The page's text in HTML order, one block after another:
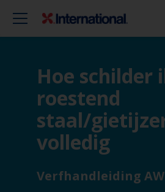
Hoe schilder
roestend
staal/
volledig
Verfhandleiding